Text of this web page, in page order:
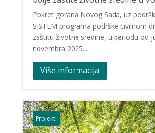
Pokret gorana Novog Sada, uz
SISTEM programa podrške civilnom
zaštitu životne sredine, u periodu od
novembra 2025....
Više informacija
Projekti